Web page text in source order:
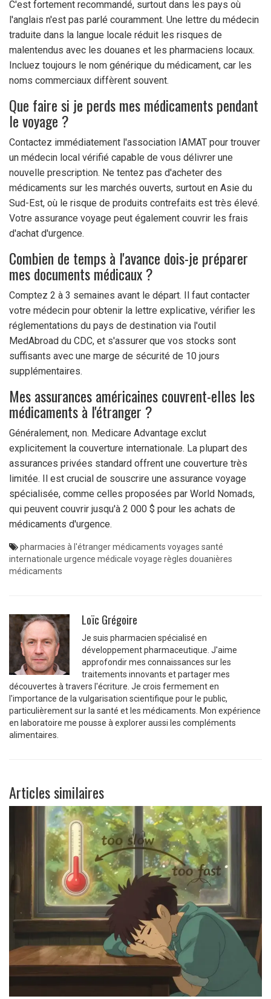
C'est fortement recommandé, surtout dans les pays où
l'anglais n'est pas parlé couramment. Une lettre du médecin
traduite dans la langue locale réduit les risques de
malentendus avec les douanes et les pharmaciens locaux.
Incluez toujours le nom générique du médicament, car les
noms commerciaux diffèrent souvent.
Que faire si je perds mes médicaments pendant
le voyage ?
Contactez immédiatement l'association IAMAT pour trouver
un médecin local vérifié capable de vous délivrer une
nouvelle prescription. Ne tentez pas d'acheter des
médicaments sur les marchés ouverts, surtout en Asie du
Sud-Est, où le risque de produits contrefaits est très élevé.
Votre assurance voyage peut également couvrir les frais
d'achat d'urgence.
Combien de temps à l'avance dois-je préparer
mes documents médicaux ?
Comptez 2 à 3 semaines avant le départ. Il faut contacter
votre médecin pour obtenir la lettre explicative, vérifier les
réglementations du pays de destination via l'outil
MedAbroad du CDC, et s'assurer que vos stocks sont
suffisants avec une marge de sécurité de 10 jours
supplémentaires.
Mes assurances américaines couvrent-elles les
médicaments à l'étranger ?
Généralement, non. Medicare Advantage exclut
explicitement la couverture internationale. La plupart des
assurances privées standard offrent une couverture très
limitée. Il est crucial de souscrire une assurance voyage
spécialisée, comme celles proposées par World Nomads,
qui peuvent couvrir jusqu'à 2 000 $ pour les achats de
médicaments d'urgence.
pharmacies à l'étrangermédicaments voyages santé
internationale urgence médicale voyage règles douanières
médicaments
Loïc Grégoire
Je suis pharmacien spécialisé en
développement pharmaceutique. J'aime
approfondir mes connaissances sur les
traitements innovants et partager mes
découvertes à travers l'écriture. Je crois fermement en
l'importance de la vulgarisation scientifique pour le public,
particulièrement sur la santé et les médicaments. Mon expérience
en laboratoire me pousse à explorer aussi les compléments
alimentaires.
Articles similaires